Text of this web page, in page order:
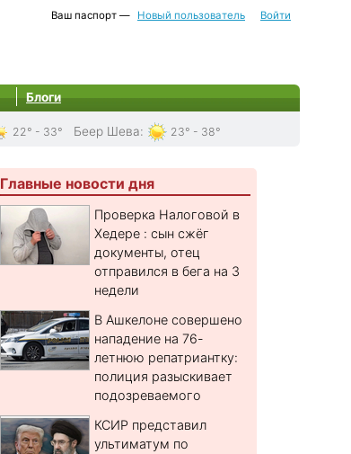
Ваш паспорт — Новый пользователь Войти
Блоги
22° - 33° Беер Шева: 23° - 38°
Главные новости дня
Проверка Налоговой в
Хедере : сын сжёг
документы, отец
отправился в бега на 3
недели
В Ашкелоне совершено
нападение на 76-
летнюю репатриантку:
полиция разыскивает
подозреваемого
КСИР представил
ультиматум по